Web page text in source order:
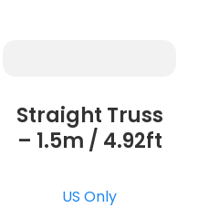
Straight Truss
– 1.5m / 4.92ft
US Only